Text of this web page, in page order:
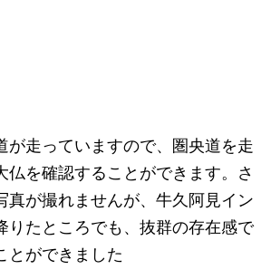
が走っていますので、圏央道を走
仏を確認することができます。さ
真が撮れませんが、牛久阿見イン
りたところでも、抜群の存在感で
とができました